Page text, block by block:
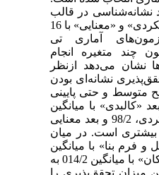
نشانه‌شناسی در قالب
سه بعد «کالبدی»، «عملکردی» و «معنایی» با 16
آماری تی
چند متغیره انجام
نشان می‌دهد ازنظر
نشانه‌ای بودن
متوسط و حتی پایینی
«کالبدی» با میانگین
19/3 نسبت به بعد عملکردی، 98/2 و بعد معنایی
بیشتری است. در میان
و فرم بنا» با میانگین
524/3 و معیار «هویت مکان» با میانگین 014/2 به